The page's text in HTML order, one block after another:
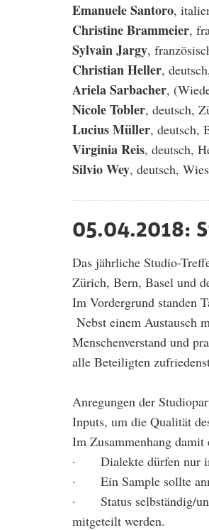
Emanuele Santoro,
Christine Brammeier,
Sylvain Jargy,
Christian Heller,
Ariela Sarbacher,
Nicole Tobler, deutsch,
Lucius Müller, deutsch,
Virginia Reis, deutsch,
Silvio Wey, deutsch,
05.04.2018:
Das jährliche Studio-
Zürich, Bern, Basel und
Im Vordergrund standen
Nebst einem Austausch
Menschenverstand und
alle Beteiligten
Anregungen der
Inputs, um die Qualität
Im Zusammenhang
· Dialekte dürfen nur im
· Ein Sample sollte
· Status selbständig/
mitgeteilt werden.